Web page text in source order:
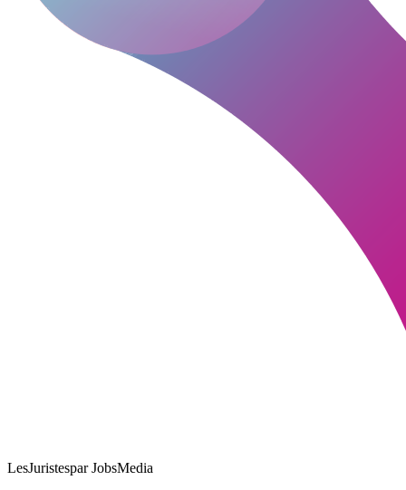
LesJuristespar JobsMedia